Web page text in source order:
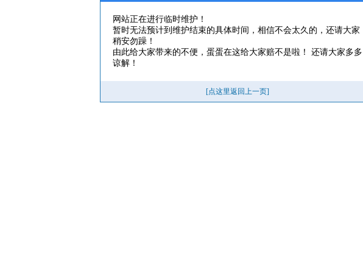
网站正在进行临时维护！
暂时无法预计到维护结束的具体时间，相信不会太久的，还请大家
稍安勿躁！
由此给大家带来的不便，蛋蛋在这给大家赔不是啦！ 还请大家多多
谅解！
[点这里返回上一页]